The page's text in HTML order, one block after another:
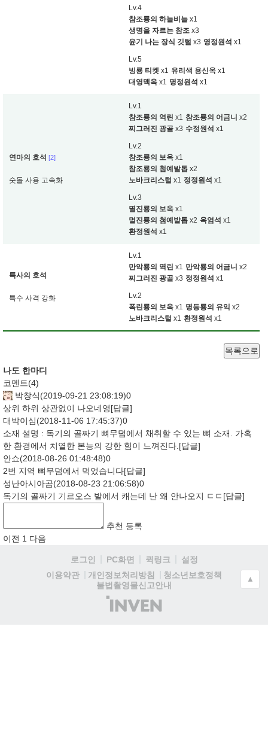
Lv.4
참조룡의 하늘비늘 x1
생명을 자르는 참조 x3
윤기 나는 장식 깃털 x3 영정원석 x1
Lv.5
빙룡 티켓 x1 유리색 용신옥 x1
대영맥옥 x1 명정원석 x1
연마의 호석 [2]
숫돌 사용 고속화
Lv.1
참조룡의 역린 x1 참조룡의 어금니 x2
찌그러진 광골 x3 수정원석 x1
Lv.2
참조룡의 보옥 x1
참조룡의 첨예발톱 x2
노바크리스털 x1 정정원석 x1
Lv.3
멸진룡의 보옥 x1
멸진룡의 첨예발톱 x2 옥염석 x1
환정원석 x1
특사의 호석
특수 사격 강화
Lv.1
만악룡의 역린 x1 만악룡의 어금니 x2
찌그러진 광골 x3 정정원석 x1
Lv.2
폭린룡의 보옥 x1 명등룡의 유익 x2
노바크리스털 x1 환정원석 x1
목록으로
나도 한마디
코멘트(4)
박창식(2019-09-21 23:08:19)0
상위 하위 상관없이 나오네영[답글]
대박이심(2018-11-06 17:45:37)0
소재 설명 : 독기의 골짜기 뼈무덤에서 채취할 수 있는 뼈 소재. 가혹
한 환경에서 치열한 본능의 강한 힘이 느껴진다. [답글]
안쇼(2018-08-26 01:48:48)0
2번 지역 뼈무덤에서 먹었습니다[답글]
성난아시아곰(2018-08-23 21:06:58)0
독기의 골짜기 기르오스 밭에서 캐는데 난 왜 안나오지 ㄷㄷ [답글]
추천 등록
이전 1 다음
로그인 PC화면 퀵링크
설정
이용약관
개인정보처리방침
청소년보호정책
불법촬영물신고안내
(주)
인
▲